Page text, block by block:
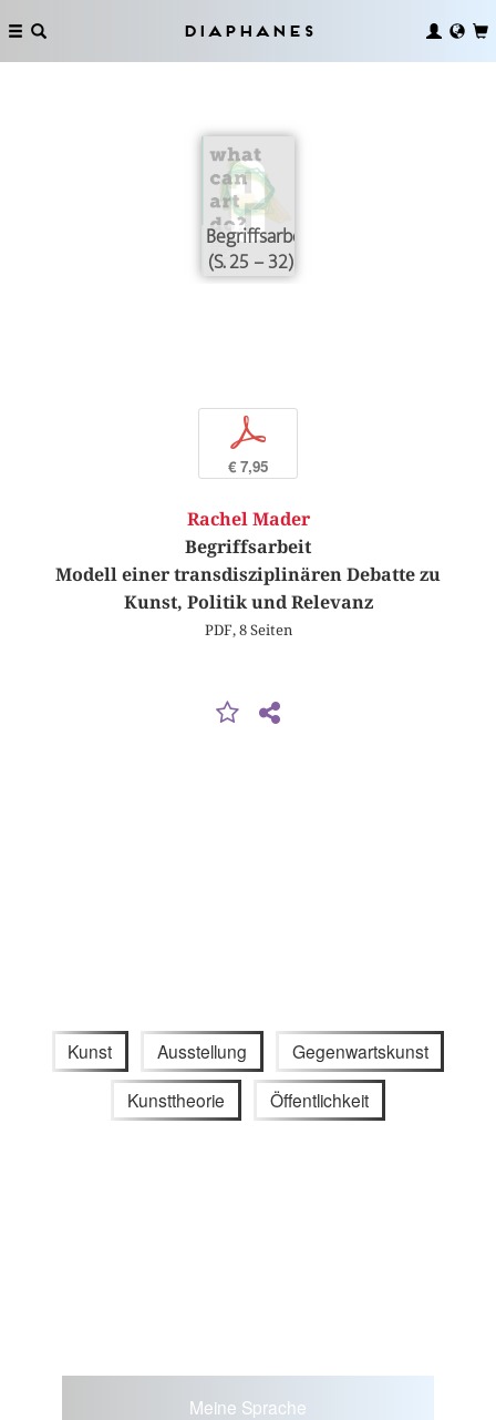
Diaphanes
Begriffsarbeit
(S. 25 – 32)
p
€ 7,95
Rachel Mader
Begriffsarbeit
Modell einer transdisziplinären Debatte zu
Kunst, Politik und Relevanz
PDF, 8 Seiten
Kunst Ausstellung Gegenwartskunst
Kunsttheorie Öffentlichkeit
Meine Sprache